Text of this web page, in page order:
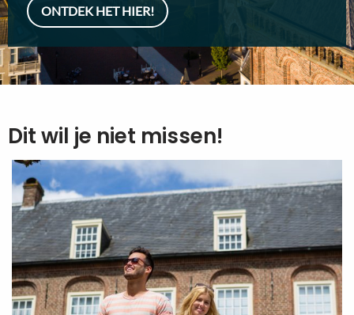
ONTDEK HET HIER!
Dit wil je niet missen!